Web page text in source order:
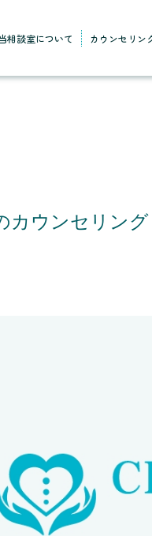
相談室について カウンセリン
カウンセリング